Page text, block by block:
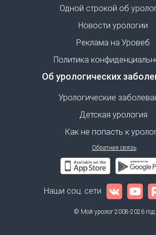
Одной строкой об
Новости урологии
Реклама на Уровеб
Политика
Об урологических
Урологические
Детская урология
Как не попасть к
Обратная связь
Наши соц. сети
© Мой уролог 2008-2026 год